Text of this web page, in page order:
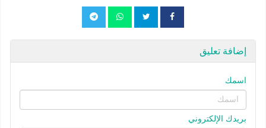
إضافة تعليق
اسمك
بريدك الإلكتروني